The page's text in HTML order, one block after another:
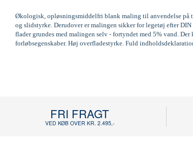
Økologisk, opløsningsmiddelfri blank maling til anvendelse på
og slidstyrke. Derudover er malingen sikker for legetøj efter
flader grundes med malingen selv - fortyndet med 5% vand.
forløbsegenskaber. Høj overfladestyrke. Fuld
FRI FRAGT
VED KØB OVER KR. 2.495,-